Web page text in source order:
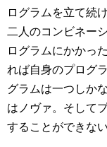
ログラムを立て続
二人のコンビネー
ログラムにかかっ
れば自身のプログ
グラムは一つしか
はノヴァ。そして
することができな